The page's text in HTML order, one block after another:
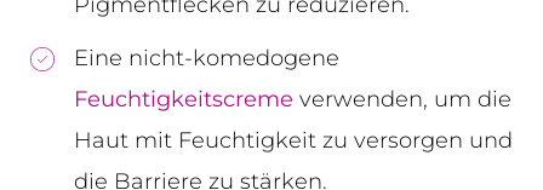
Eine nicht-komedogene
Feuchtigkeitscreme verwenden, um die
Haut mit Feuchtigkeit zu versorgen und
die Barriere zu stärken.